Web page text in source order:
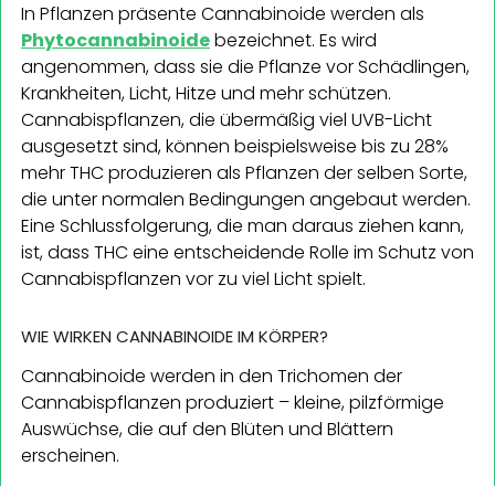
In Pflanzen präsente Cannabinoide werden als
Phytocannabinoidebezeichnet. Es wird
angenommen, dass sie die Pflanze vor Schädlingen,
Krankheiten, Licht, Hitze und mehr schützen.
Cannabispflanzen, die übermäßig viel UVB-Licht
ausgesetzt sind, können beispielsweise bis zu 28%
mehr THC produzieren als Pflanzen der selben Sorte,
die unter normalen Bedingungen angebaut werden.
Eine Schlussfolgerung, die man daraus ziehen kann,
ist, dass THC eine entscheidende Rolle im Schutz von
Cannabispflanzen vor zu viel Licht spielt.
WIE WIRKEN CANNABINOIDE IM KÖRPER?
Cannabinoide werden in den Trichomen der
Cannabispflanzen produziert – kleine, pilzförmige
Auswüchse, die auf den Blüten und Blättern
erscheinen.